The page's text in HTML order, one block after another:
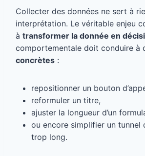
Collecter des données ne sert à
interprétation. Le véritable enjeu
à transformer la donnée en
comportementale doit conduire à
concrètes :
repositionner un bouton
reformuler un titre,
ajuster la longueur d’un
ou encore simplifier un tunnel
trop long.